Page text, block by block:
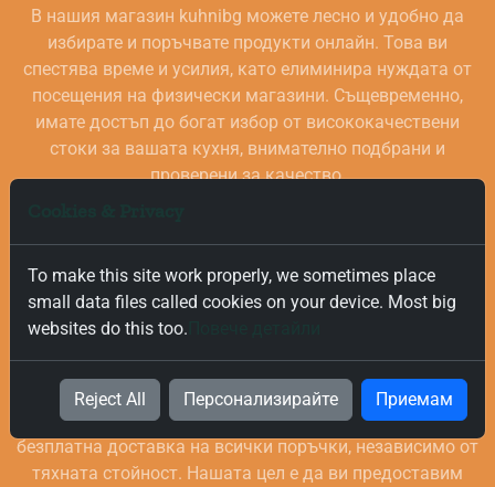
В нашия магазин kuhnibg можете лесно и удобно да
избирате и поръчвате продукти онлайн. Това ви
спестява време и усилия, като елиминира нуждата от
посещения на физически магазини. Същевременно,
имате достъп до богат избор от висококачествени
стоки за вашата кухня, внимателно подбрани и
проверени за качество.
Безплатна и Бърза Доставка
Ние ценим вашето време и за това предлагаме бърза и
безплатна доставка на всички поръчки, независимо от
тяхната стойност. Нашата цел е да ви предоставим
To make this site work properly, we sometimes place
small data files called cookies on your device. Most big
websites do this too.
Reject All Персонализирайте Приемам